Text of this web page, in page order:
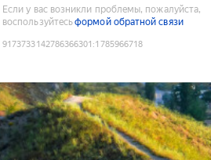
Если у вас возникли проблемы, пожалуйста,
воспользуйтесьформой обратной связи
9173733142786366301 :1785966718